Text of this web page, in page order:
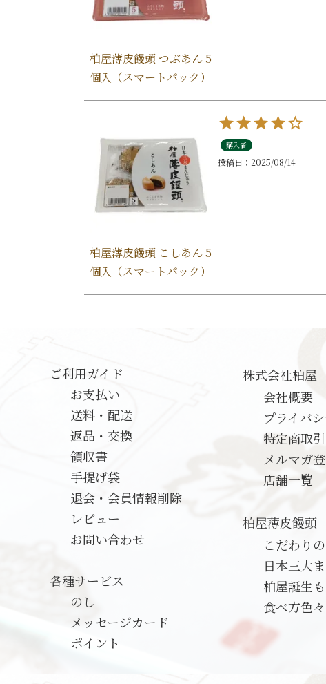
柏屋薄皮饅頭 つぶあん 5
個入（スマートパック）
柏屋薄皮饅頭 こしあん 5
個入（スマートパック）
購入者
投稿日 2025/08/14
ご利用ガイド
お支払い
送料・配送
返品・交換
領収書
手提げ袋
退会・会員情報削除
レビュー
お問い合わせ
各種サービス
のし
メッセージカード
ポイント
株式会社柏屋
会社概要
プライバ
特定商取
メルマガ
店舗一覧
柏屋薄皮饅頭
こだわり
日本三大
柏屋誕生
食べ方色々